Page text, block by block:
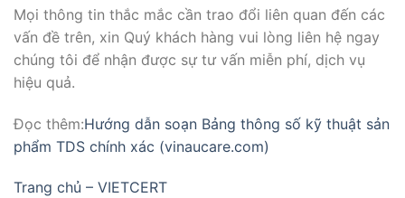
Mọi thông tin thắc mắc cần trao đổi liên quan đến các
vấn đề trên, xin Quý khách hàng vui lòng liên hệ ngay
chúng tôi để nhận được sự tư vấn miễn phí, dịch vụ
hiệu quả.
Đọc thêm:Hướng dẫn soạn Bảng thông số kỹ thuật sản
phẩm TDS chính xác (vinaucare.com)
Trang chủ – VIETCERT